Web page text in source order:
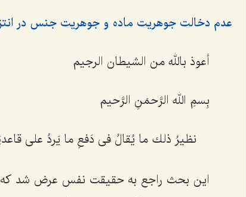
عدم دخالت جوهریت ماده و جوهریت جنس در
أعوذ بالله من الشیطان الرجیم
بِسمِ الله الرَّحمَنِ الرَّحیم
نظیرُ ذلك ما یُقالُ فی دَفعِ ما یَردُ على
این بحث راجع به حقیقت نفس عرض شد که